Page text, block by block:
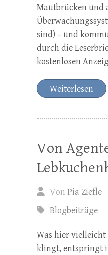
Mautbrücken und
sind) – und
durch die
kostenlosen
Weiterlesen
Von
Von Pia Ziefle
Blogbeiträge
Was hier
klingt, entspringt